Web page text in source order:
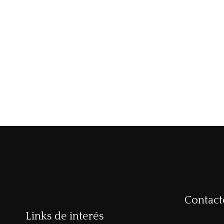
Links de interés